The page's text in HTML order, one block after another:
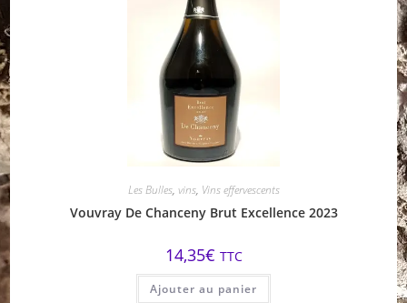
Les Bulles, vins, Vins effervescents
Vouvray De Chanceny Brut Excellence 2023
14,35€ TTC
Ajouter au panier